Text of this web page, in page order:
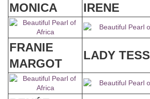
MONICA IRENE
FRANIE
MARGOT
LADY TESS